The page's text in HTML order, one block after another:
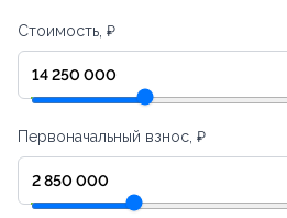
Стоимость, ₽
Первоначальный взнос, ₽